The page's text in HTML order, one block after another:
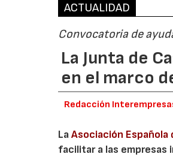
ACTUALIDAD
Convocatoria de
La Junta de
en el marco
Redacción
LaAsociación Española
facilitar a las empresas